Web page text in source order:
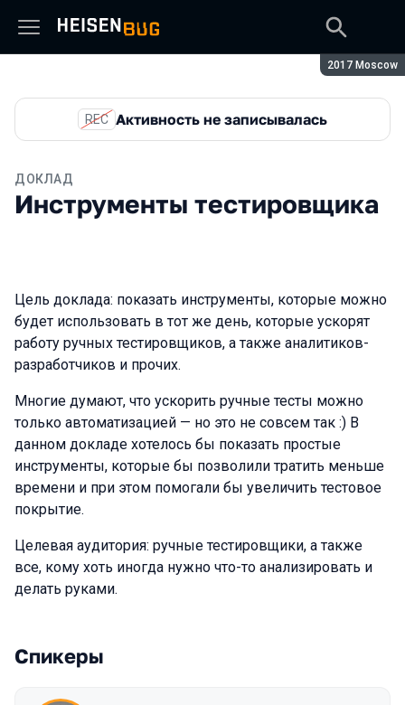
Сезон:
2017 Moscow
REC Активность не записывалась
ДОКЛАД
Инструменты тестировщика
Цель доклада: показать инструменты, которые можно
будет использовать в тот же день, которые ускорят
работу ручных тестировщиков, а также аналитиков-
разработчиков и прочих.
Многие думают, что ускорить ручные тесты можно
только автоматизацией — но это не совсем так :) В
данном докладе хотелось бы показать простые
инструменты, которые бы позволили тратить меньше
времени и при этом помогали бы увеличить тестовое
покрытие.
Целевая аудитория: ручные тестировщики, а также
все, кому хоть иногда нужно что-то анализировать и
делать руками.
Спикеры